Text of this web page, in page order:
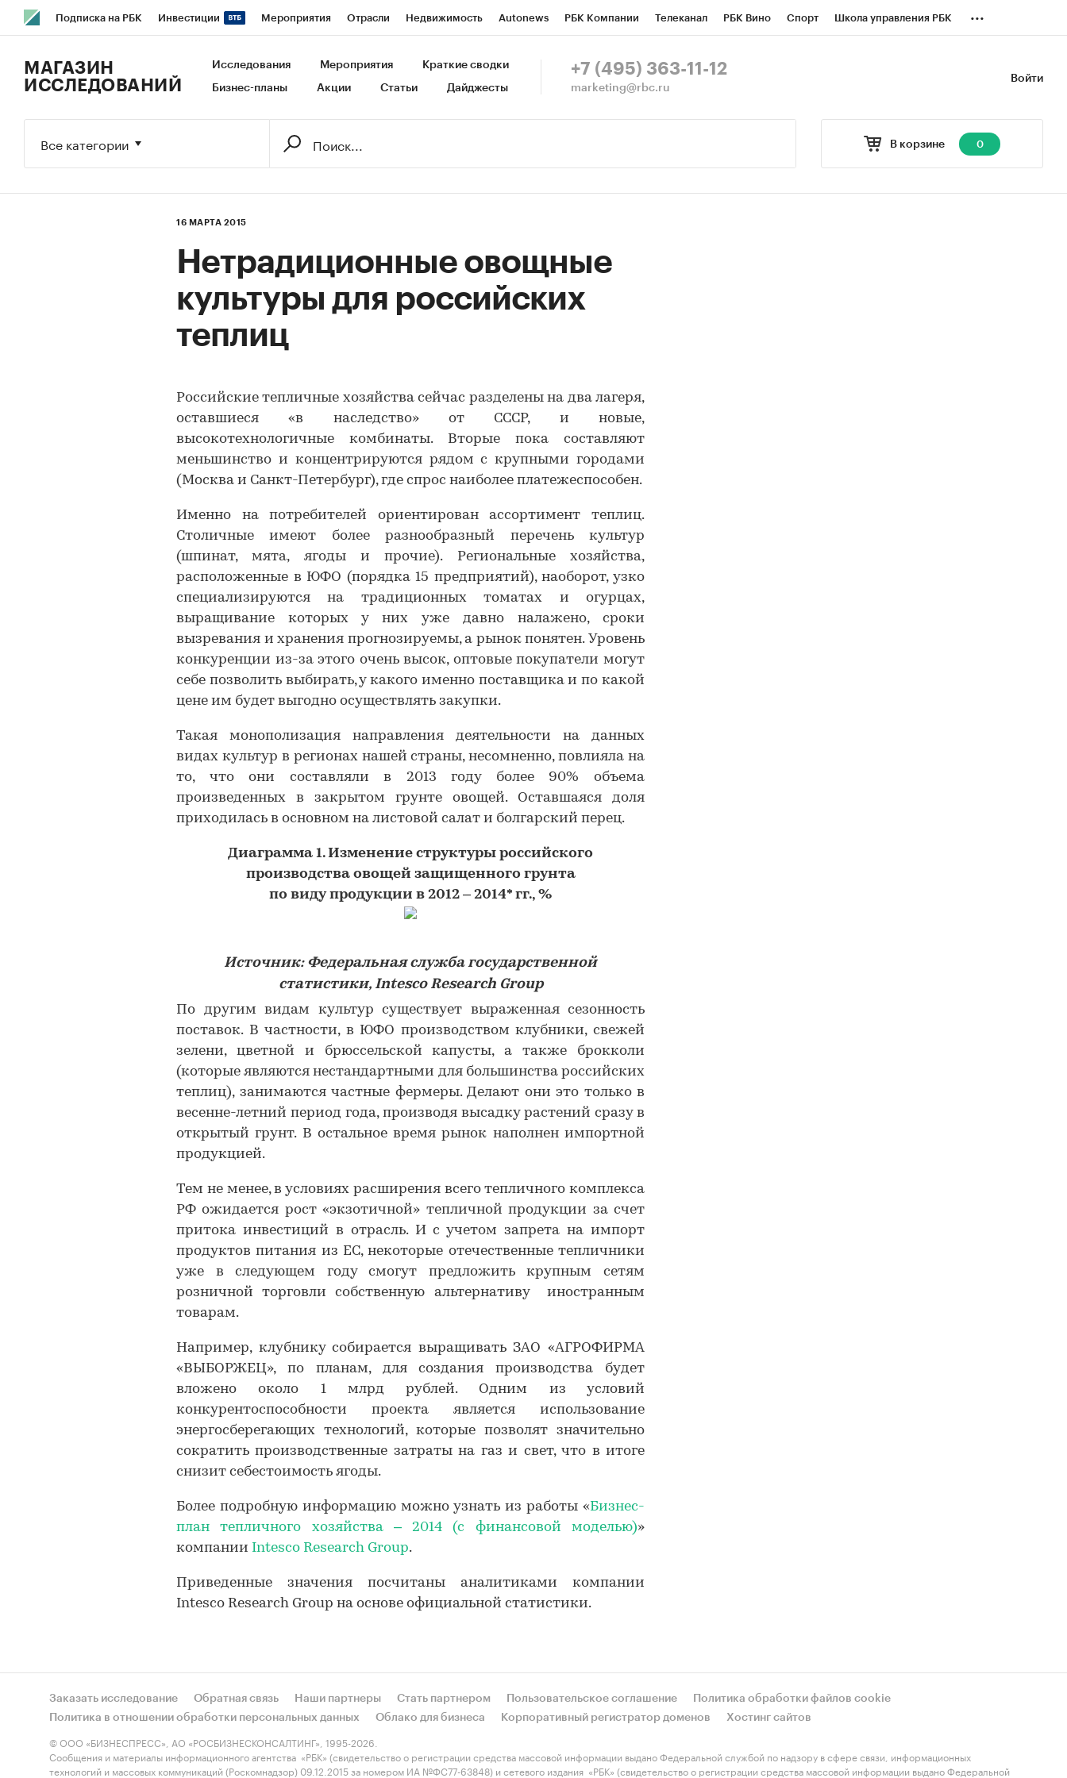
Подписка на РБК Инвестиции Мероприятия Отрасли Недвижимость Autonews РБК Компании Телеканал РБК Вино Спорт Школа управления РБК
Исследования Кредитные рейтинги Франшизы Газета Спецпроекты СПб Конференции СПб Спецпроекты
...
Войти
МАГАЗИН
ИССЛЕДОВАНИЙ
Исследования Мероприятия Краткие сводки
Бизнес-планы Акции Статьи Дайджесты
+7 (495) 363-11-12
marketing@rbc.ru
В корзине 0
Все категории
16 МАРТА 2015
Нетрадиционные овощные
культуры для российских
теплиц
Российские тепличные хозяйства сейчас разделены на два лагеря,
оставшиеся «в наследство» от СССР, и новые,
высокотехнологичные комбинаты. Вторые пока составляют
меньшинство и концентрируются рядом с крупными городами
(Москва и Санкт-Петербург), где спрос наиболее платежеспособен.
Именно на потребителей ориентирован ассортимент теплиц.
Столичные имеют более разнообразный перечень культур
(шпинат, мята, ягоды и прочие). Региональные хозяйства,
расположенные в ЮФО (порядка 15 предприятий), наоборот, узко
специализируются на традиционных томатах и огурцах,
выращивание которых у них уже давно налажено, сроки
вызревания и хранения прогнозируемы, а рынок понятен. Уровень
конкуренции из-за этого очень высок, оптовые покупатели могут
себе позволить выбирать, у какого именно поставщика и по какой
цене им будет выгодно осуществлять закупки.
Такая монополизация направления деятельности на данных
видах культур в регионах нашей страны, несомненно, повлияла на
то, что они составляли в 2013 году более 90% объема
произведенных в закрытом грунте овощей. Оставшаяся доля
приходилась в основном на листовой салат и болгарский перец.
Диаграмма 1. Изменение структуры российского
производства овощей защищенного грунта
по виду продукции в 2012 – 2014* гг., %
Источник: Федеральная служба государственной
статистики, Intesco Research Group
По другим видам культур существует выраженная сезонность
поставок. В частности, в ЮФО производством клубники, свежей
зелени, цветной и брюссельской капусты, а также брокколи
(которые являются нестандартными для большинства российских
теплиц), занимаются частные фермеры. Делают они это только в
весенне-летний период года, производя высадку растений сразу в
открытый грунт. В остальное время рынок наполнен импортной
продукцией.
Тем не менее, в условиях расширения всего тепличного комплекса
РФ ожидается рост «экзотичной» тепличной продукции за счет
притока инвестиций в отрасль. И с учетом запрета на импорт
продуктов питания из ЕС, некоторые отечественные тепличники
уже в следующем году смогут предложить крупным сетям
розничной торговли собственную альтернативу иностранным
товарам.
Например, клубнику собирается выращивать ЗАО «АГРОФИРМА
«ВЫБОРЖЕЦ», по планам, для создания производства будет
вложено около 1 млрд рублей. Одним из условий
конкурентоспособности проекта является использование
энергосберегающих технологий, которые позволят значительно
сократить производственные затраты на газ и свет, что в итоге
снизит себестоимость ягоды.
Более подробную информацию можно узнать из работы «Бизнес-
план тепличного хозяйства – 2014 (с финансовой моделью)»
компании Intesco Research Group.
Приведенные значения посчитаны аналитиками компании
Intesco Research Group на основе официальной статистики.
Заказать исследование Обратная связь Наши партнеры Стать партнером Пользовательское соглашение
Политика обработки файлов cookie
Политика в отношении обработки персональных данных
Облако для бизнеса Корпоративный регистратор доменов Хостинг сайтов
© ООО «БИЗНЕСПРЕСС», АО «РОСБИЗНЕСКОНСАЛТИНГ», 1995-2026.
Сообщения и материалы информационного агентства «РБК» (свидетельство о регистрации средства массовой информации выдано Федеральной службой по надзору в сфере связи, информационных
технологий и массовых коммуникаций (Роскомнадзор) 09.12.2015 за номером ИА №ФС77-63848) и сетевого издания «РБК» (свидетельство о регистрации средства массовой информации выдано Федеральной